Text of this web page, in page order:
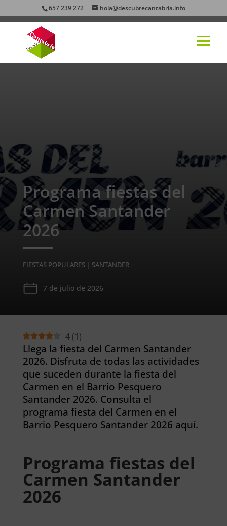
657 239 272 hola@descubrecantabria.info
Programa fiestas del
Carmen Santander
2026
FIESTAS POPULARES| SANTANDER
7 de julio de 2026
4 (1)
Llega la fiesta del Carmen Santander
2026. Disfruta de todas las actividades
que suceden durante la fiesta del
Carmen en el Barrio Pesquero
Santander 2026. Consulta el
programa fiesta del Carmen en el
Barrio Pesquero Santander 2026 aquí.
Programa fiestas del
Carmen Santander
2026